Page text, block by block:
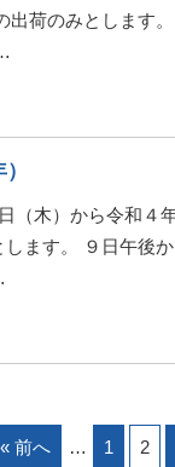
荷のみとします
（木）から令和
ます。 ９日午後
« 前へ 1 2